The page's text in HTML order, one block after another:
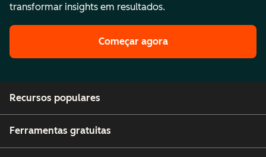
transformar insights em resultados.
Começar agora
Recursos populares
Ferramentas gratuitas